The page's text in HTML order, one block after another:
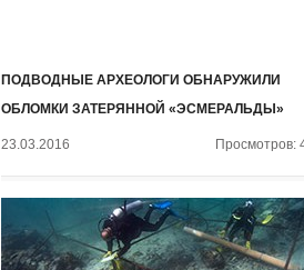
ПОДВОДНЫЕ АРХЕОЛОГИ ОБНАРУЖИЛИ
ОБЛОМКИ ЗАТЕРЯННОЙ «ЭСМЕРАЛЬДЫ»
23.03.2016 Просмотров: